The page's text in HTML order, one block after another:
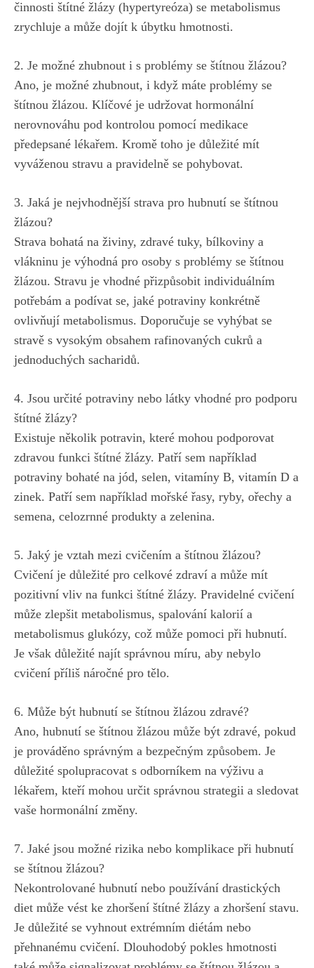
činnosti štítné žlázy (hypertyreóza) se metabolismus
zrychluje a může dojít k ⁢úbytku hmotnosti.
2. Je možné zhubnout i⁣ s problémy se štítnou žlázou?
Ano, je možné⁤ zhubnout, i když máte problémy ‍se
štítnou žlázou. Klíčové je udržovat hormonální
⁤nerovnováhu pod kontrolou pomocí medikace
předepsané lékařem. Kromě toho je důležité mít
vyváženou stravu a pravidelně ⁣se pohybovat.
3. Jaká je nejvhodnější strava⁣ pro hubnutí se štítnou
žlázou?
Strava bohatá na živiny, zdravé tuky, bílkoviny a
vlákninu je výhodná pro‍ osoby s problémy se štítnou
žlázou.‌ Stravu je vhodné přizpůsobit individuálním‍
potřebám a ‌podívat se, jaké potraviny konkrétně⁣
ovlivňují metabolismus. Doporučuje se vyhýbat se
stravě s ​vysokým obsahem rafinovaných cukrů a
jednoduchých sacharidů.
4. Jsou ​určité potraviny nebo látky vhodné pro podporu
štítné žlázy?
Existuje několik potravin, které mohou podporovat
zdravou⁢ funkci štítné žlázy. Patří sem například
potraviny⁤ bohaté⁤ na jód, selen, vitamíny B, vitamín D a
zinek. Patří sem například mořské ‌řasy, ryby, ⁢ořechy a
semena, celozrnné produkty a zelenina.
5. Jaký je vztah mezi ‍cvičením a štítnou žlázou?
Cvičení je důležité pro celkové zdraví a může mít‍
pozitivní vliv na funkci štítné žlázy. Pravidelné cvičení
může zlepšit metabolismus, spalování​ kalorií a
metabolismus ‌glukózy,⁢ což⁣ může pomoci při hubnutí.
Je však důležité najít ⁣správnou míru,‌ aby nebylo
‌cvičení příliš náročné pro tělo.
6. Může být hubnutí se štítnou žlázou‍ zdravé?
Ano, hubnutí se štítnou žlázou může být zdravé, pokud
je prováděno správným ⁢a bezpečným způsobem. Je
⁣důležité spolupracovat s odborníkem na výživu a
lékařem, kteří⁤ mohou určit správnou strategii a⁤ sledovat
vaše hormonální‍ změny.
7. Jaké jsou možné rizika nebo komplikace při hubnutí
se štítnou žlázou?
Nekontrolované hubnutí nebo ⁣používání drastických
diet může vést ke zhoršení štítné žlázy ​a zhoršení stavu.
Je důležité se vyhnout extrémním diétám nebo
přehnanému ​cvičení. Dlouhodobý ​pokles hmotnosti